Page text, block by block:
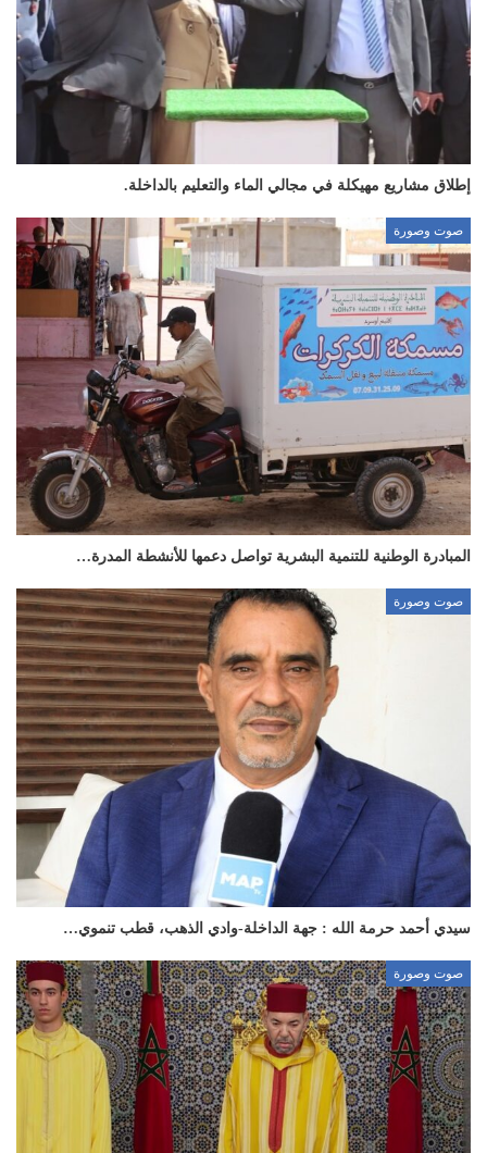
إطلاق مشاريع مهيكلة في مجالي الماء والتعليم بالداخلة.
صوت وصورة
المبادرة الوطنية للتنمية البشرية تواصل دعمها للأنشطة المدرة…
صوت وصورة
سيدي أحمد حرمة الله : جهة الداخلة-وادي الذهب، قطب تنموي…
صوت وصورة